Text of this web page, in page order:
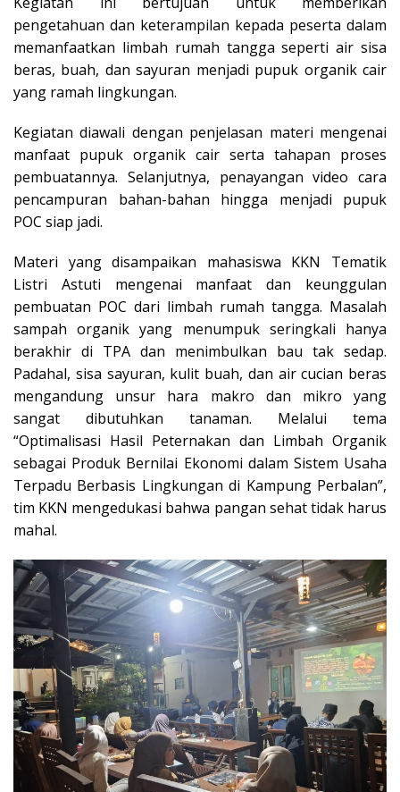
pengetahuan dan keterampilan kepada peserta dalam
memanfaatkan limbah rumah tangga seperti air sisa
beras, buah, dan sayuran menjadi pupuk organik cair
yang ramah lingkungan.
Kegiatan diawali dengan penjelasan materi mengenai
manfaat pupuk organik cair serta tahapan proses
pembuatannya. Selanjutnya, penayangan video cara
pencampuran bahan-bahan hingga menjadi pupuk
POC siap jadi.
Materi yang disampaikan mahasiswa KKN Tematik
Listri Astuti mengenai manfaat dan keunggulan
pembuatan POC dari limbah rumah tangga. Masalah
sampah organik yang menumpuk seringkali hanya
berakhir di TPA dan menimbulkan bau tak sedap.
Padahal, sisa sayuran, kulit buah, dan air cucian beras
mengandung unsur hara makro dan mikro yang
sangat dibutuhkan tanaman. Melalui tema
“Optimalisasi Hasil Peternakan dan Limbah Organik
sebagai Produk Bernilai Ekonomi dalam Sistem Usaha
Terpadu Berbasis Lingkungan di Kampung Perbalan”,
tim KKN mengedukasi bahwa pangan sehat tidak harus
mahal.